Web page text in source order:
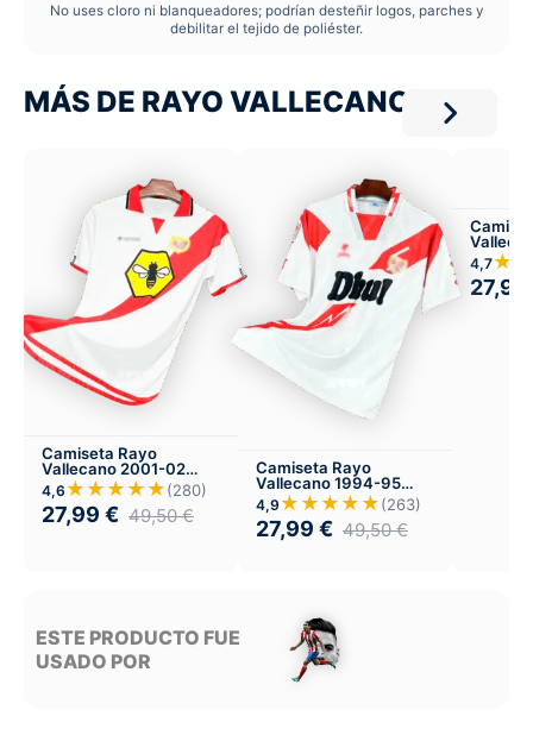
No uses cloro ni blanqueadores; podrían desteñir logos, parches y
debilitar el tejido de poliéster.
MÁS DE RAYO VALLECANO
Camiseta Rayo
Vallecano 2001-02
Local
4,6 ★★★★★(280)
27,99 € 49,50€
Camiseta Rayo
Vallecano 1994-95
Local
4,9 ★★★★★(263)
27,99 € 49,50€
Local
4,7
27,99
ESTE PRODUCTO FUE
USADO POR